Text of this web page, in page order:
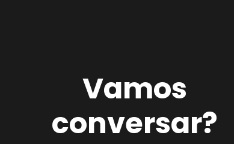
Vamos
conversar?